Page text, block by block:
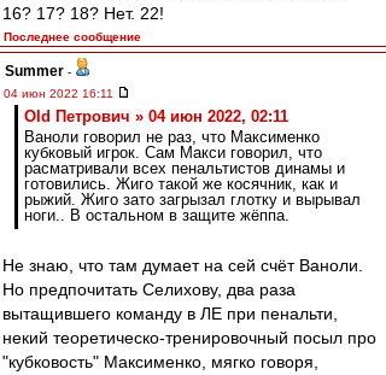
16? 17? 18? Нет. 22!
Последнее сообщение
Summer -
04 июн 2022 16:11
Old Петрович » 04 июн 2022, 02:11
Ваноли говорил не раз, что Максименко
кубковый игрок. Сам Макси говорил, что
расматривали всех пенальтистов динамы и
готовились. Жиго такой же косячник, как и
рыжий. Жиго зато загрызал глотку и вырывал
ноги.. В остальном в защите жёппа.
Не знаю, что там думает на сей счёт Ваноли.
Но предпочитать Селихову, два раза
вытащившего команду в ЛЕ при пенальти,
некий теоретическо-тренировочный посыл про
"кубковость" Максименко, мягко говоря,